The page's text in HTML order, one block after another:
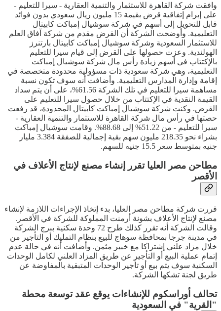
وافقت شركة القاهرة للاستثمار والتنمية العقارية - سيرا للتعليم -
على إبرام إتفاقية قرض بقيمة 15 مليون ريال سعودي بدون فوائد
قابل للتحويل إلى أسهم في شركة سوشيال إمباكت كابيتال
التعليمية. وأوضحت الشركة أن القرض مقدم من شركة آفاق العلم
للاستثمار السعودية وشركة سوشيال إمباكت كابيتال بارتنرز
الهولندية. وعزت حصولها على القرض إلى قيام سيرا للتعليم
بالإكتتاب في أسهم زيادة رأس مال شركة سوشيال إمباكت
التعليمية، وهي شركة سعودية ذات مسؤولية محدودة متخصصة في
إقامة وإدارة المدارس التعليمية. وأضافت أنه سوف تكون نسبة
مساهمة سيرا للتعليم في تلك الشركة 61.56%، على أن يتم سداد
القيمة النقدية في الإكتتاب من خلال حصول سيرا للتعليم على
القرض. وكنت شركة سوشيال إمباكت كابيتال المحدودة، قد رفعت
حصتها في رأس مال شركة القاهرة للاستثمار والتنمية العقارية -
سيرا للتعليم - من 51.22% إلى 88.68%. وقامت سوشيال إمباكت
بشراء نحو 218.35 مليون سهم بقية إجمالية للصفقة 3.384 مليار
جنيه بمتوسط سعر 15.5 جنيه للسهم.
مطاحن مصر العليا تقرر إنشاء مصنع لإنتاج الأعلاف في
الأقصر
قررت شركة مطاحن مصر العليا، بدء إتخاذ الإجراءات اللازمة لإنشاء
مصنع لإنتاج الأعلاف بشونة أرمنت المملوكة للشركة في الأقصر.
وقالت الشركة أنه تقرر كذلك طرح 72 وحدة سكنية ببرج الشركة
في مدينة جرجا بمحافظة سوهاج للبيع بنظام التمليك أو التأجير من
خلال مزاد علني إشتراكا مع خبير مثمن. وأضافت أنه في حالة عدم
إتمام عملية البيع أو التأجير عن طريق المزاد العلني لكامل الوحدات
السكنية سوف يتم بيع أو تأجير الوحدات المتبقية بالمفاوضة عن
طريق لجنة تشكها الشركة.
تحالف أوراسكوم للإنشاءات يوقع عقد توسعة محطة
"القرية" في السعودية